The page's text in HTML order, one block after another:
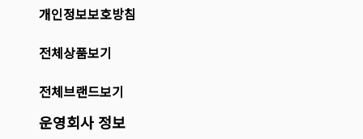
개인정보보호방침
전체상품보기
전체브랜드보기
운영회사 정보